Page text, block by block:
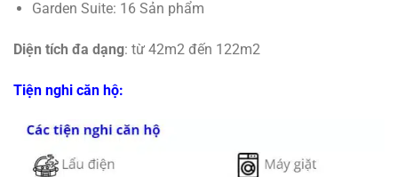
Garden Suite: 16 Sản phẩm
Diện tích đa dạng: từ 42m2 đến 122m2
Tiện nghi căn hộ: